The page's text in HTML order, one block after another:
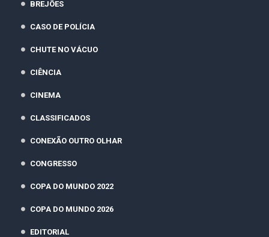
BREJÕES
CASO DE POLÍCIA
CHUTE NO VÁCUO
CIÊNCIA
CINEMA
CLASSIFICADOS
CONEXÃO OUTRO OLHAR
CONGRESSO
COPA DO MUNDO 2022
COPA DO MUNDO 2026
EDITORIAL